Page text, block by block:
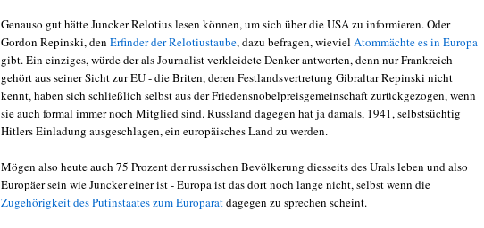
Genauso gut hätte Juncker Relotius lesen können, um sich über die USA zu informieren. Oder
Gordon Repinski, den Erfinder der Relotiustaube, dazu befragen, wieviel Atommächte es in Europa
gibt. Ein einziges, würde der als Journalist verkleidete Denker antworten, denn nur Frankreich
gehört aus seiner Sicht zur EU - die Briten, deren Festlandsvertretung Gibraltar Repinski nicht
kennt, haben sich schließlich selbst aus der Friedensnobelpreisgemeinschaft zurückgezogen, wenn
sie auch formal immer noch Mitglied sind. Russland dagegen hat ja damals, 1941, selbstsüchtig
Hitlers Einladung ausgeschlagen, ein europäisches Land zu werden.
Mögen also heute auch 75 Prozent der russischen Bevölkerung diesseits des Urals leben und also
Europäer sein wie Juncker einer ist - Europa ist das dort noch lange nicht, selbst wenn die
Zugehörigkeit des Putinstaates zum Europaratdagegen zu sprechen scheint.